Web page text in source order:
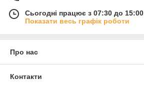
Сьогодні працює з 07:30 до 15:00
Показати весь графік роботи
Про нас
Контакти